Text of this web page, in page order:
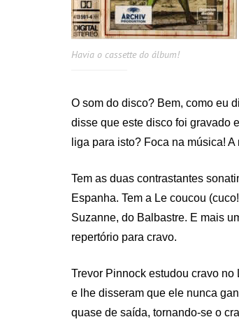
Havia o cassette do álbum!
O som do disco? Bem, como eu
disse que este disco foi gravado
liga para isto? Foca na música!
Tem as duas contrastantes
Espanha. Tem a Le coucou
Suzanne, do Balbastre. E mais
repertório para cravo.
Trevor Pinnock estudou cravo
e lhe disseram que ele nunca
quase de saída, tornando-se o